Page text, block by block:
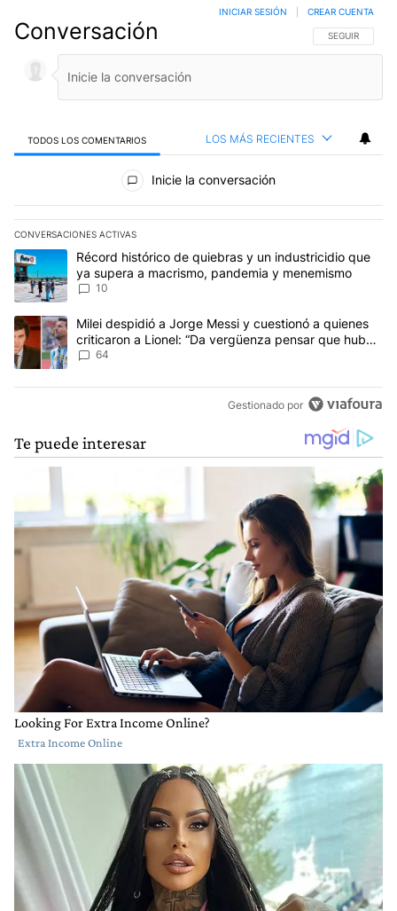
Conversación SIGA ESTA
SEGUIR
INICIAR SESIÓN CREAR CUENTA
TODOS LOS COMENTARIOS LOS MÁS RECIENTES
Todos los comentarios
Inicie la conversación
CONVERSACIONES ACTIVAS
Este listado muestra los artículos con más comentarios en los
Un artículo de tendencia con el título "Récord histórico de
Récord histórico de quiebras y un industricidio que
ya supera a macrismo, pandemia y menemismo
10
Un artículo de tendencia con el título "Milei despidió a Jorge
Milei despidió a Jorge Messi y cuestionó a quienes
criticaron a Lionel: “Da vergüenza pensar que hubo
anti-Messi”
64
Gestionado por